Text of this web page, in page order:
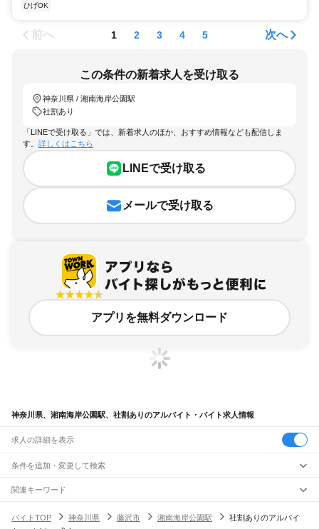
ひげOK
前へ 1 2 3 4 5 次へ
この条件の新着求人を受け取る
神奈川県 / 湘南海岸公園駅
社割あり
「LINEで受け取る」では、新着求人のほか、おすすめ情報なども配信しま
す。 詳しくはこちら
LINEで受け取る
メールで受け取る
アプリを無料ダウンロード
神奈川県、湘南海岸公園駅、社割ありのアルバイト・バイト求人情報
求人の詳細を表示
条件を追加・変更して検索
市区町村を追加・変更
神奈川県
すべて
駅を追加・変更
関連キーワード
バイトTOP
神奈川県 藤沢市 湘南海岸公園駅
社割ありのアルバイ